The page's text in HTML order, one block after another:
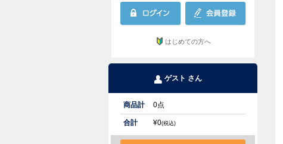
はじめての方へ
ゲスト さん
商品計 0点
合計 ¥0(税込)